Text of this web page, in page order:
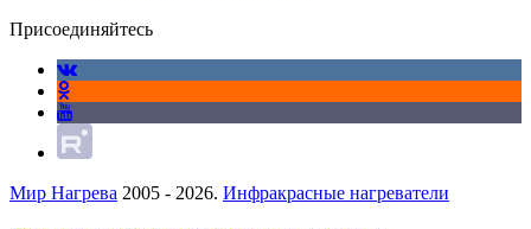
Присоединяйтесь
Мир Нагрева 2005 - 2026. Инфракрасные нагреватели